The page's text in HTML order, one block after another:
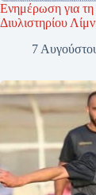
Ενημέρωση για τη
Διυλιστηρίου
7